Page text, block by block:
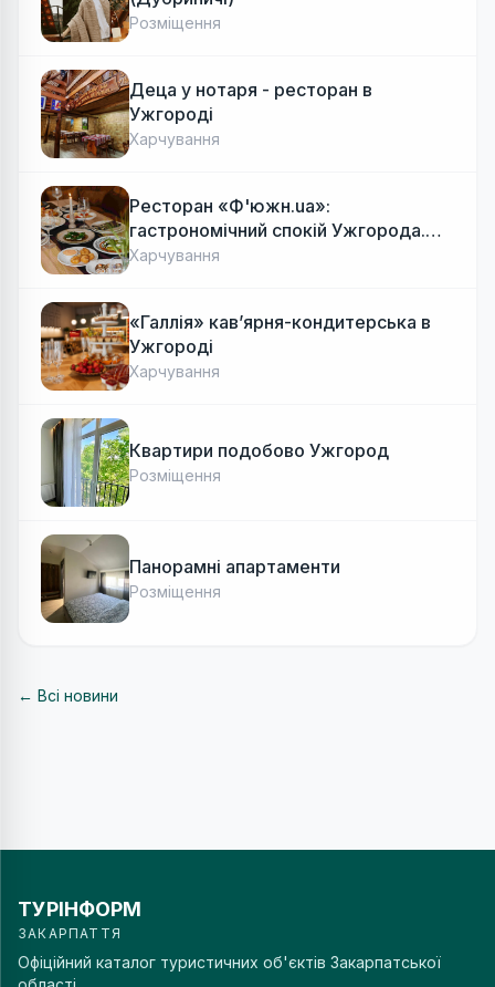
Розміщення
Деца у нотаря - ресторан в
Ужгороді
Харчування
Ресторан «Ф'южн.ua»:
гастрономічний спокій Ужгорода.
Авторська локальна кухня, затишок
Харчування
«Галлія» кав’ярня-кондитерська в
Ужгороді
Харчування
Квартири подобово Ужгород
Розміщення
Панорамні апартаменти
Розміщення
← Всі новини
ТУРІНФОРМ
ЗАКАРПАТТЯ
Офіційний каталог туристичних об'єктів Закарпатської